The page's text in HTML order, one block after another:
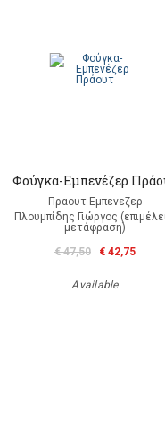
Φούγκα-Εμπενέζερ
Πραουτ Εμπενεζερ
Πλουμπίδης Γιώργος
μετάφραση)
€ 47,50
€ 42,75
Available